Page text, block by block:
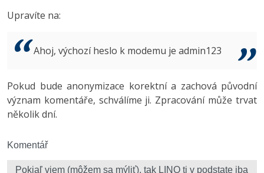
Best practices
Copywriter
WordPress specialista
Algoritmy -41%
Umělá inteligence (AI) -10%
Windows
Fórum
Upravíte na:
Ahoj, výchozí heslo k modemu je admin123
Pokud bude anonymizace korektní a zachová původní
význam komentáře, schválíme ji. Zpracování může trvat
několik dní.
Komentář